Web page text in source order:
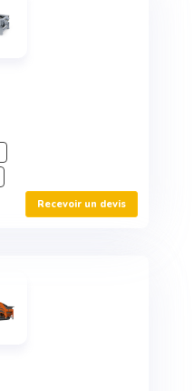
Recevoir un devis